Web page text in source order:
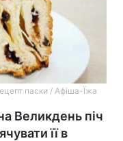
паски / Афіша-Їжа
Великдень піч
її в